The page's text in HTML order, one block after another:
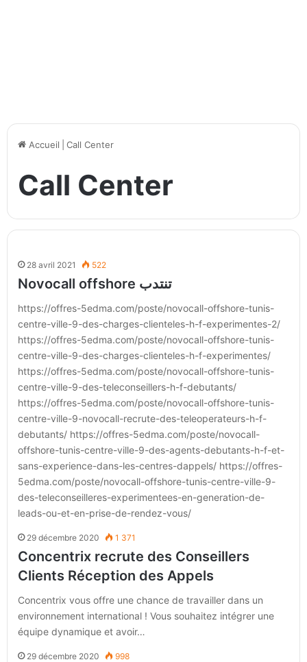
Accueil Call Center
Call Center
28 avril 2021 522
Novocall offshore تنتدب
https://offres-5edma.com/poste/novocall-offshore-tunis-
centre-ville-9-des-charges-clienteles-h-f-experimentes-2/
https://offres-5edma.com/poste/novocall-offshore-tunis-
centre-ville-9-des-charges-clienteles-h-f-experimentes/
https://offres-5edma.com/poste/novocall-offshore-tunis-
centre-ville-9-des-teleconseillers-h-f-debutants/
https://offres-5edma.com/poste/novocall-offshore-tunis-
centre-ville-9-novocall-recrute-des-teleoperateurs-h-f-
debutants/ https://offres-5edma.com/poste/novocall-
offshore-tunis-centre-ville-9-des-agents-debutants-h-f-et-
sans-experience-dans-les-centres-dappels/ https://offres-
5edma.com/poste/novocall-offshore-tunis-centre-ville-9-
des-teleconseilleres-experimentees-en-generation-de-
leads-ou-et-en-prise-de-rendez-vous/
29 décembre 2020 1 371
Concentrix recrute des Conseillers
Clients Réception des Appels
Concentrix vous offre une chance de travailler dans un
environnement international ! Vous souhaitez intégrer une
équipe dynamique et avoir…
29 décembre 2020 998